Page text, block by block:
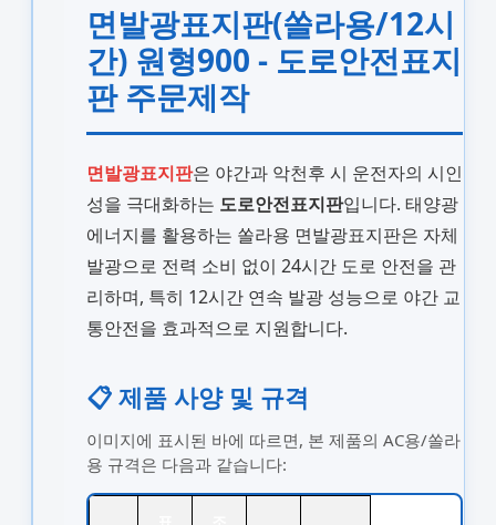
면발광표지판(쏠라용/12시
간) 원형900 - 도로안전표지
판 주문제작
면발광표지판은 야간과 악천후 시 운전자의 시인
성을 극대화하는 도로안전표지판입니다. 태양광
에너지를 활용하는 쏠라용 면발광표지판은 자체
발광으로 전력 소비 없이 24시간 도로 안전을 관
리하며, 특히 12시간 연속 발광 성능으로 야간 교
통안전을 효과적으로 지원합니다.
📋 제품 사양 및 규격
이미지에 표시된 바에 따르면, 본 제품의 AC용/쏠라
용 규격은 다음과 같습니다: